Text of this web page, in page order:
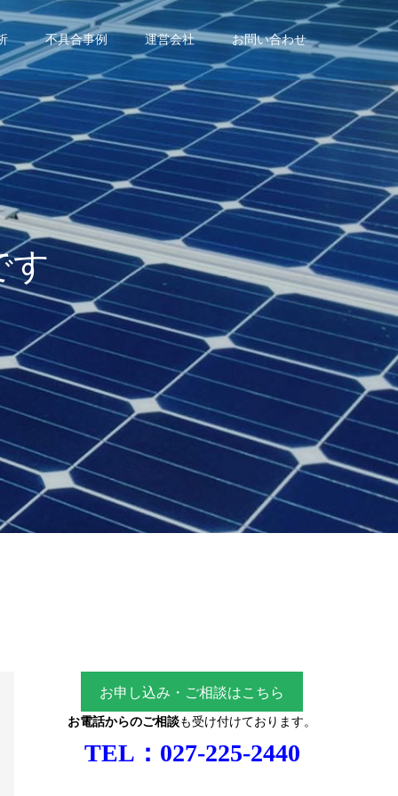
不具合事例 運営会社 お問い合わせ
す
お申し込み・ご相談はこちら
お電話からのご相談も受け付けております。
TEL： 027-225-2440